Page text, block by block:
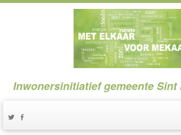
Inwonersinitiatief gemeente